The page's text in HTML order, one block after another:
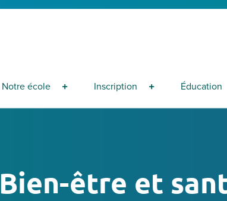
Notre école Inscription Éducation
Bien-être et